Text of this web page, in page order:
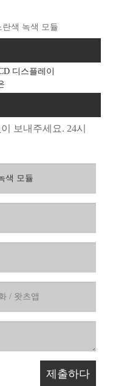
색 녹색 모듈
디스플레이
보내주세요. 24시